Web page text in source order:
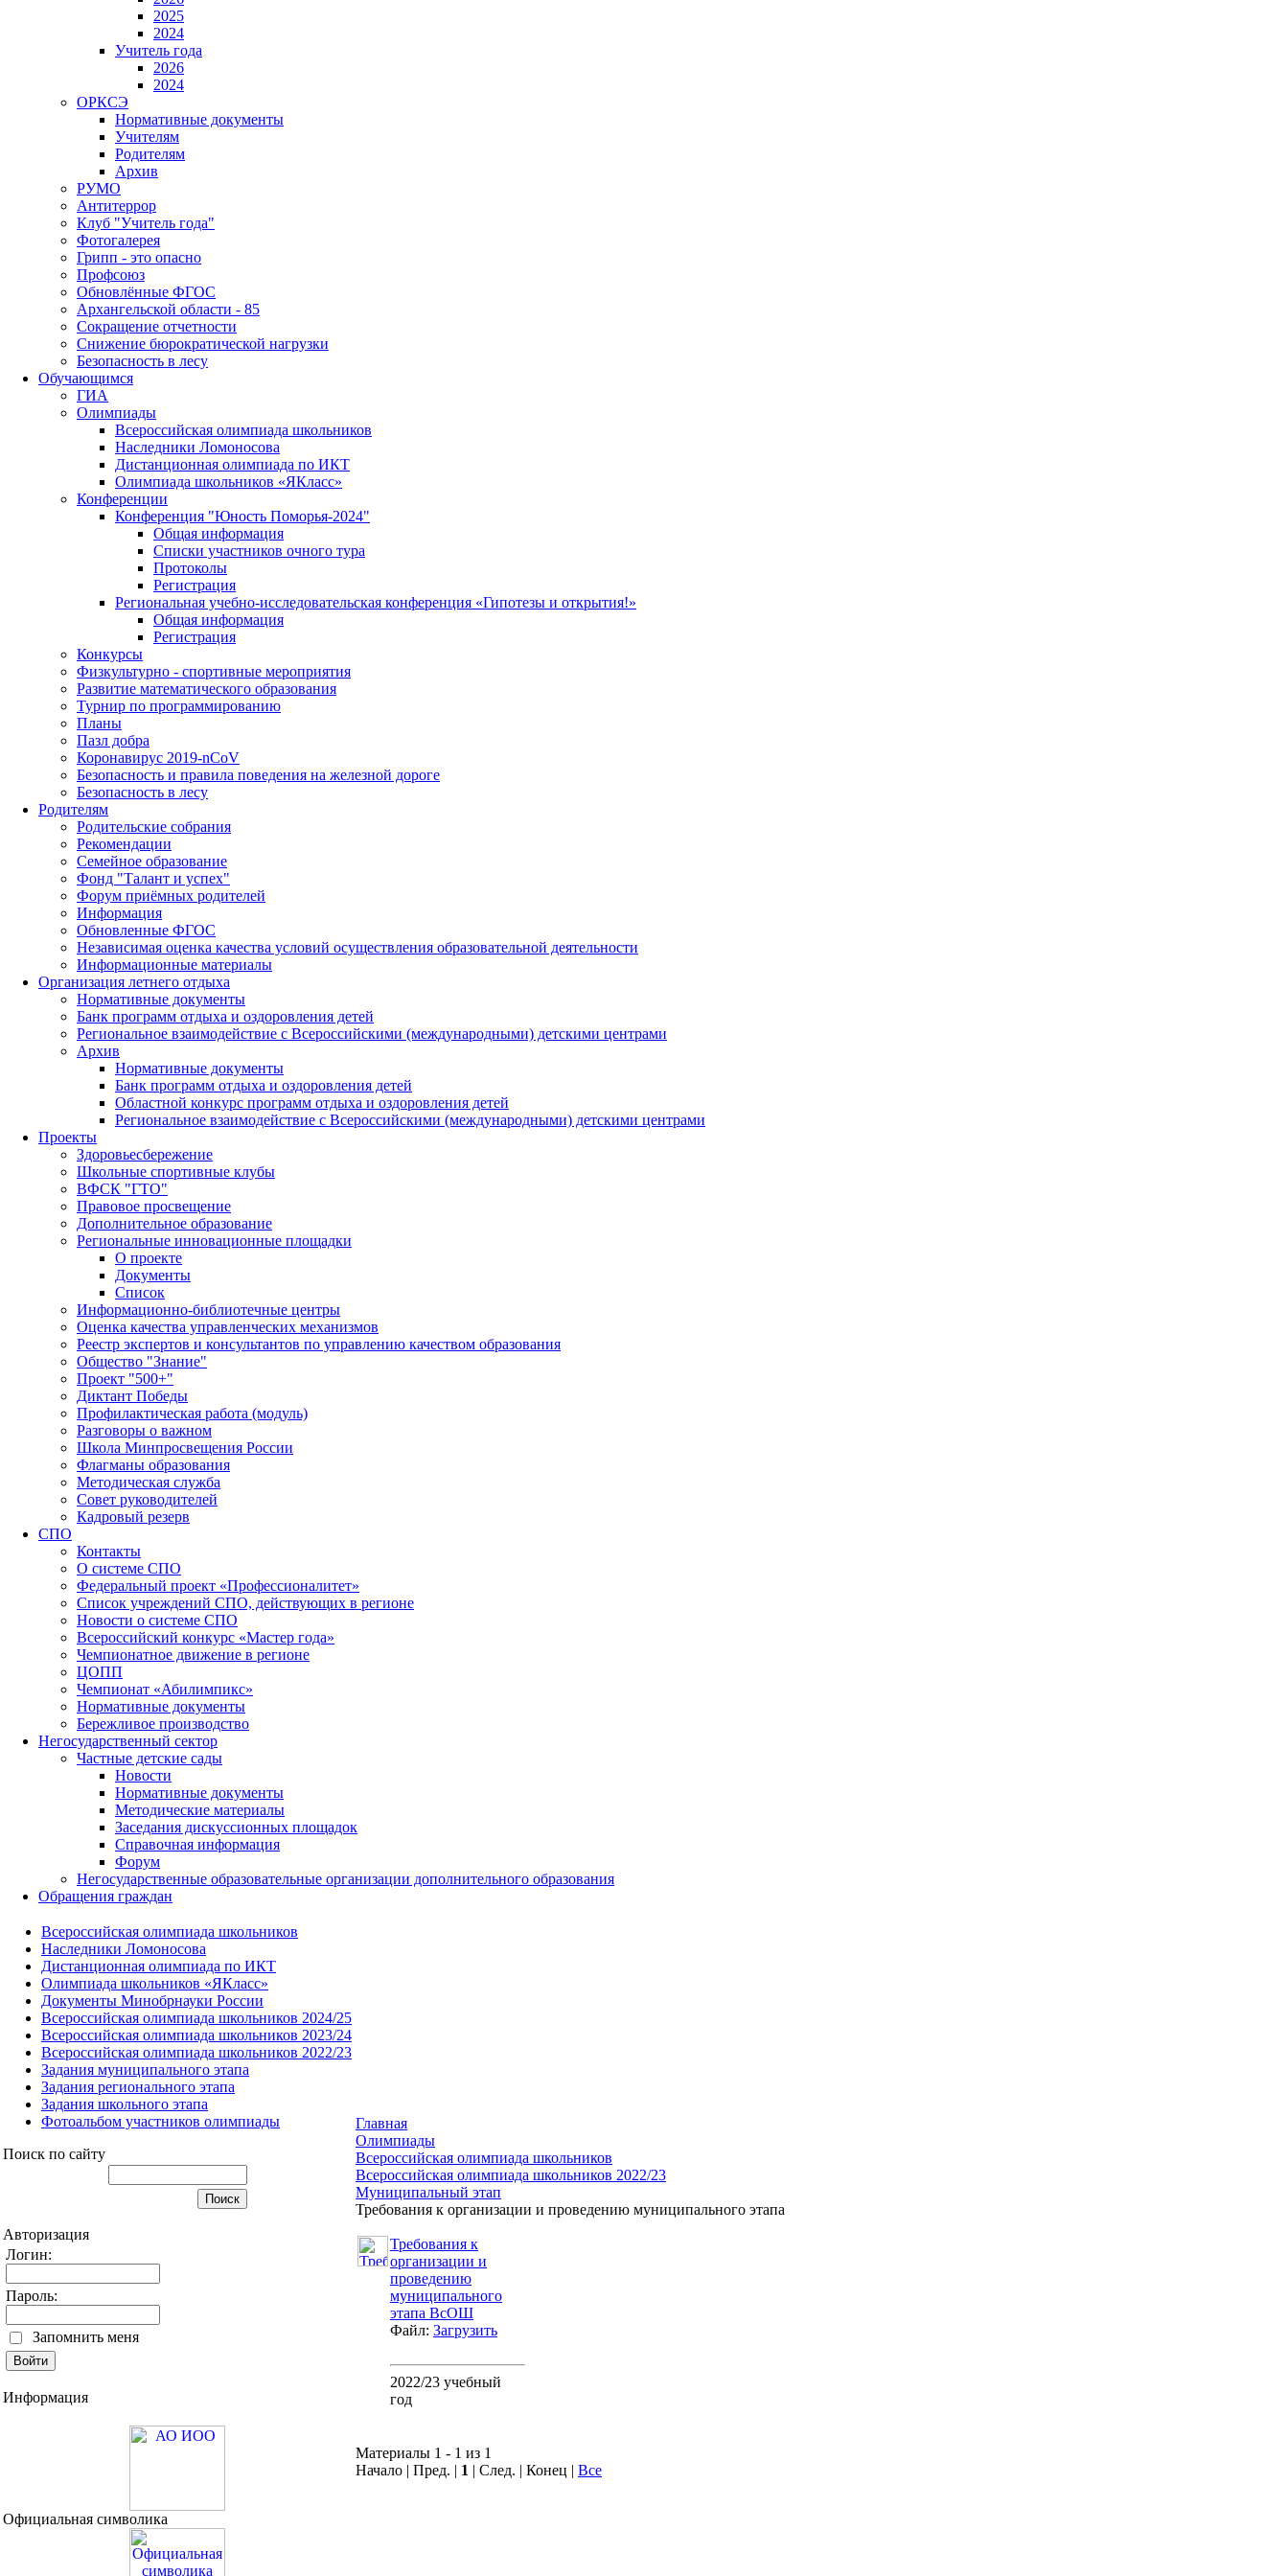
2025
2024
Учитель года
2026
2024
ОРКСЭ
Нормативные документы
Учителям
Родителям
Архив
РУМО
Антитеррор
Клуб "Учитель года"
Фотогалерея
Грипп - это опасно
Профсоюз
Обновлённые ФГОС
Архангельской области - 85
Сокращение отчетности
Снижение бюрократической нагрузки
Безопасность в лесу
Обучающимся
ГИА
Олимпиады
Всероссийская олимпиада школьников
Наследники Ломоносова
Дистанционная олимпиада по ИКТ
Олимпиада школьников «ЯКласс»
Конференции
Конференция "Юность Поморья-2024"
Общая информация
Списки участников очного тура
Протоколы
Регистрация
Региональная учебно-исследовательская конференция «Гипотезы и открытия!»
Общая информация
Регистрация
Конкурсы
Физкультурно - спортивные мероприятия
Развитие математического образования
Турнир по программированию
Планы
Пазл добра
Коронавирус 2019-nCoV
Безопасность и правила поведения на железной дороге
Безопасность в лесу
Родителям
Родительские собрания
Рекомендации
Семейное образование
Фонд "Талант и успех"
Форум приёмных родителей
Информация
Обновленные ФГОС
Независимая оценка качества условий осуществления образовательной деятельности
Информационные материалы
Организация летнего отдыха
Нормативные документы
Банк программ отдыха и оздоровления детей
Региональное взаимодействие с Всероссийскими (международными) детскими центрами
Архив
Нормативные документы
Банк программ отдыха и оздоровления детей
Областной конкурс программ отдыха и оздоровления детей
Региональное взаимодействие с Всероссийскими (международными) детскими центрами
Проекты
Здоровьесбережение
Школьные спортивные клубы
ВФСК "ГТО"
Правовое просвещение
Дополнительное образование
Региональные инновационные площадки
О проекте
Документы
Список
Информационно-библиотечные центры
Оценка качества управленческих механизмов
Реестр экспертов и консультантов по управлению качеством образования
Общество "Знание"
Проект "500+"
Диктант Победы
Профилактическая работа (модуль)
Разговоры о важном
Школа Минпросвещения России
Флагманы образования
Методическая служба
Совет руководителей
Кадровый резерв
СПО
Контакты
О системе СПО
Федеральный проект «Профессионалитет»
Список учреждений СПО, действующих в регионе
Новости о системе СПО
Всероссийский конкурс «Мастер года»
Чемпионатное движение в регионе
ЦОПП
Чемпионат «Абилимпикс»
Нормативные документы
Бережливое производство
Негосударственный сектор
Частные детские сады
Новости
Нормативные документы
Методические материалы
Заседания дискуссионных площадок
Справочная информация
Форум
Негосударственные образовательные организации дополнительного образования
Обращения граждан
Всероссийская олимпиада школьников
Наследники Ломоносова
Дистанционная олимпиада по ИКТ
Олимпиада школьников «ЯКласс»
Документы Минобрнауки России
Всероссийская олимпиада школьников 2024/25
Всероссийская олимпиада школьников 2023/24
Всероссийская олимпиада школьников 2022/23
Задания муниципального этапа
Задания регионального этапа
Задания школьного этапа
Фотоальбом участников олимпиады
Поиск по сайту
Авторизация
Логин:
Пароль:
Запомнить меня
Информация
Официальная символика
Главная
Олимпиады
Всероссийская олимпиада школьников
Всероссийская олимпиада школьников 2022/23
Муниципальный этап
Требования к организации и проведению муниципального этапа
Требования к
организации и
проведению
муниципального
этапа ВсОШ
Файл: Загрузить
2022/23 учебный
год
Материалы 1 - 1 из 1
Начало | Пред. | 1 | След. | Конец | Все